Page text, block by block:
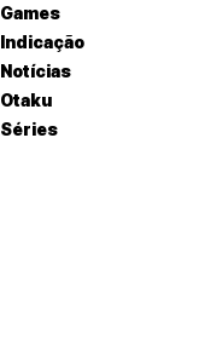
Games
Indicação
Notícias
Otaku
Séries